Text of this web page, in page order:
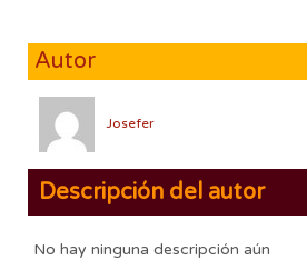
Autor
Josefer
Descripción del autor
No hay ninguna descripción aún